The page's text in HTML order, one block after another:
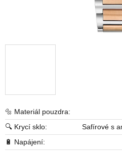
🔩 Materiál pouzdra:
🔍 Krycí sklo:
Safírové s
🔋 Napájení: